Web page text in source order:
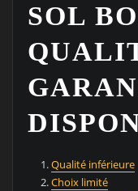
SOL
Qualité inférieure
Choix limité